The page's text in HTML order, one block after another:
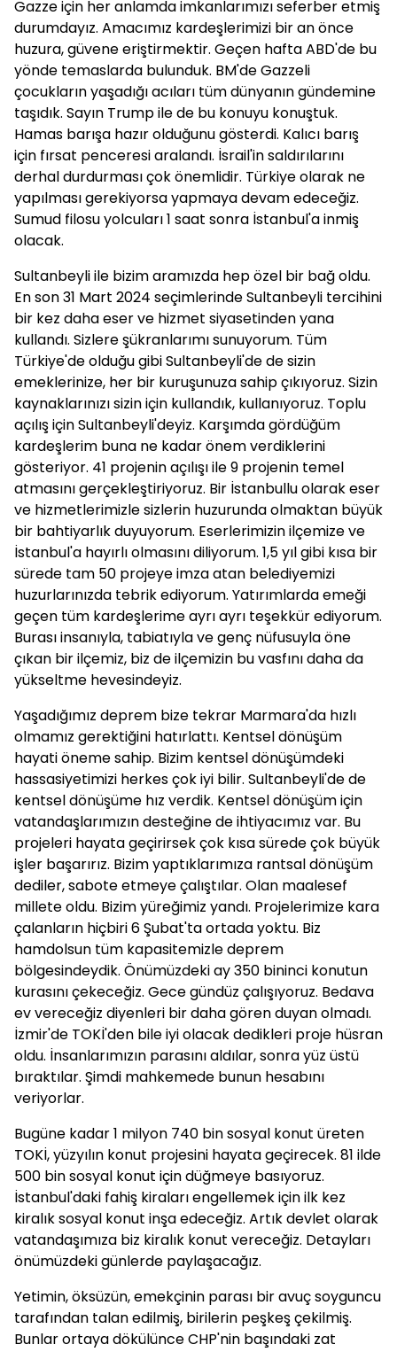
Gazze için her anlamda imkanlarımızı seferber etmiş
durumdayız. Amacımız kardeşlerimizi bir an önce
huzura, güvene eriştirmektir. Geçen hafta ABD'de bu
yönde temaslarda bulunduk. BM'de Gazzeli
çocukların yaşadığı acıları tüm dünyanın gündemine
taşıdık. Sayın Trump ile de bu konuyu konuştuk.
Hamas barışa hazır olduğunu gösterdi. Kalıcı barış
için fırsat penceresi aralandı. İsrail'in saldırılarını
derhal durdurması çok önemlidir. Türkiye olarak ne
yapılması gerekiyorsa yapmaya devam edeceğiz.
Sumud filosu yolcuları 1 saat sonra İstanbul'a inmiş
olacak.
Sultanbeyli ile bizim aramızda hep özel bir bağ oldu.
En son 31 Mart 2024 seçimlerinde Sultanbeyli tercihini
bir kez daha eser ve hizmet siyasetinden yana
kullandı. Sizlere şükranlarımı sunuyorum. Tüm
Türkiye'de olduğu gibi Sultanbeyli'de de sizin
emeklerinize, her bir kuruşunuza sahip çıkıyoruz. Sizin
kaynaklarınızı sizin için kullandık, kullanıyoruz. Toplu
açılış için Sultanbeyli'deyiz. Karşımda gördüğüm
kardeşlerim buna ne kadar önem verdiklerini
gösteriyor. 41 projenin açılışı ile 9 projenin temel
atmasını gerçekleştiriyoruz. Bir İstanbullu olarak eser
ve hizmetlerimizle sizlerin huzurunda olmaktan büyük
bir bahtiyarlık duyuyorum. Eserlerimizin ilçemize ve
İstanbul'a hayırlı olmasını diliyorum. 1,5 yıl gibi kısa bir
sürede tam 50 projeye imza atan belediyemizi
huzurlarınızda tebrik ediyorum. Yatırımlarda emeği
geçen tüm kardeşlerime ayrı ayrı teşekkür ediyorum.
Burası insanıyla, tabiatıyla ve genç nüfusuyla öne
çıkan bir ilçemiz, biz de ilçemizin bu vasfını daha da
yükseltme hevesindeyiz.
Yaşadığımız deprem bize tekrar Marmara'da hızlı
olmamız gerektiğini hatırlattı. Kentsel dönüşüm
hayati öneme sahip. Bizim kentsel dönüşümdeki
hassasiyetimizi herkes çok iyi bilir. Sultanbeyli'de de
kentsel dönüşüme hız verdik. Kentsel dönüşüm için
vatandaşlarımızın desteğine de ihtiyacımız var. Bu
projeleri hayata geçirirsek çok kısa sürede çok büyük
işler başarırız. Bizim yaptıklarımıza rantsal dönüşüm
dediler, sabote etmeye çalıştılar. Olan maalesef
millete oldu. Bizim yüreğimiz yandı. Projelerimize kara
çalanların hiçbiri 6 Şubat'ta ortada yoktu. Biz
hamdolsun tüm kapasitemizle deprem
bölgesindeydik. Önümüzdeki ay 350 bininci konutun
kurasını çekeceğiz. Gece gündüz çalışıyoruz. Bedava
ev vereceğiz diyenleri bir daha gören duyan olmadı.
İzmir'de TOKİ'den bile iyi olacak dedikleri proje hüsran
oldu. İnsanlarımızın parasını aldılar, sonra yüz üstü
bıraktılar. Şimdi mahkemede bunun hesabını
veriyorlar.
Bugüne kadar 1 milyon 740 bin sosyal konut üreten
TOKİ, yüzyılın konut projesini hayata geçirecek. 81 ilde
500 bin sosyal konut için düğmeye basıyoruz.
İstanbul'daki fahiş kiraları engellemek için ilk kez
kiralık sosyal konut inşa edeceğiz. Artık devlet olarak
vatandaşımıza biz kiralık konut vereceğiz. Detayları
önümüzdeki günlerde paylaşacağız.
Yetimin, öksüzün, emekçinin parası bir avuç soyguncu
tarafından talan edilmiş, birilerin peşkeş çekilmiş.
Bunlar ortaya dökülünce CHP'nin başındaki zat